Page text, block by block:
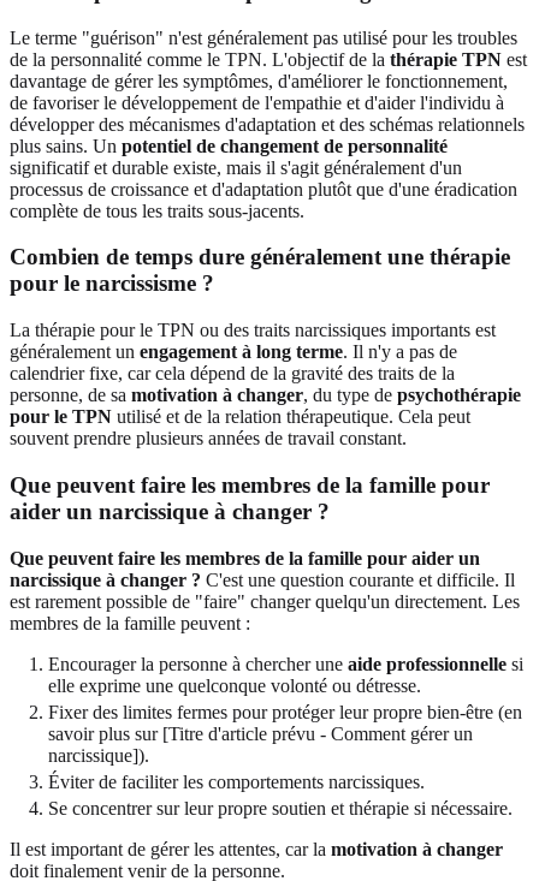
Le terme "guérison" n'est généralement pas utilisé pour les troubles
de la personnalité comme le TPN. L'objectif de la thérapie TPN est
davantage de gérer les symptômes, d'améliorer le fonctionnement,
de favoriser le développement de l'empathie et d'aider l'individu à
développer des mécanismes d'adaptation et des schémas relationnels
plus sains. Un potentiel de changement de personnalité
significatif et durable existe, mais il s'agit généralement d'un
processus de croissance et d'adaptation plutôt que d'une éradication
complète de tous les traits sous-jacents.
Combien de temps dure généralement une thérapie
pour le narcissisme ?
La thérapie pour le TPN ou des traits narcissiques importants est
généralement un engagement à long terme. Il n'y a pas de
calendrier fixe, car cela dépend de la gravité des traits de la
personne, de sa motivation à changer, du type de psychothérapie
pour le TPN utilisé et de la relation thérapeutique. Cela peut
souvent prendre plusieurs années de travail constant.
Que peuvent faire les membres de la famille pour
aider un narcissique à changer ?
Que peuvent faire les membres de la famille pour aider un
narcissique à changer ? C'est une question courante et difficile. Il
est rarement possible de "faire" changer quelqu'un directement. Les
membres de la famille peuvent :
Encourager la personne à chercher une aide professionnelle si
elle exprime une quelconque volonté ou détresse.
Fixer des limites fermes pour protéger leur propre bien-être (en
savoir plus sur [Titre d'article prévu - Comment gérer un
narcissique]).
Éviter de faciliter les comportements narcissiques.
Se concentrer sur leur propre soutien et thérapie si nécessaire.
Il est important de gérer les attentes, car la motivation à changer
doit finalement venir de la personne.